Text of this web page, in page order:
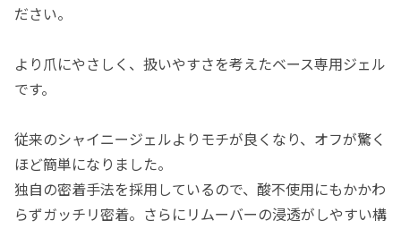
ださい。
より爪にやさしく、扱いやすさを考えたベース専用ジェル
です。
従来のシャイニージェルよりモチが良くなり、オフが驚く
ほど簡単になりました。
独自の密着手法を採用しているので、酸不使用にもかかわ
らずガッチリ密着。さらにリムーバーの浸透がしやすい構